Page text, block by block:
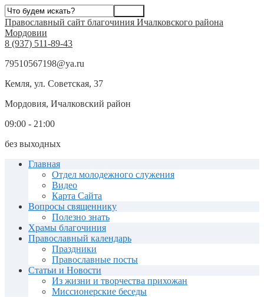
Православный сайт благочиния Ичалковского района
Мордовии
8 (937) 511-89-43
79510567198@ya.ru
Кемля, ул. Советская, 37
Мордовия, Ичалковский район
09:00 - 21:00
без выходных
Главная
Отдел молодежного служения
Видео
Карта Сайта
Вопросы священнику
Полезно знать
Храмы благочиния
Православный календарь
Праздники
Православные посты
Статьи и Новости
Из жизни и творчества прихожан
Миссионерские беседы